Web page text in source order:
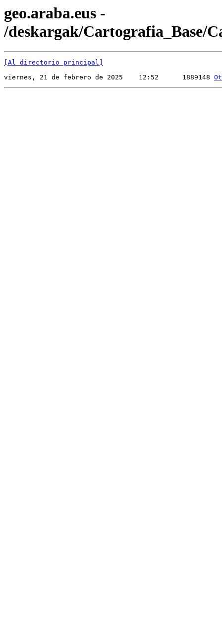
geo.araba.eus -
/deskargak/Cartografia_Base/
[Al directorio principal]
viernes, 21 de febrero de 2025    12:52      1889148